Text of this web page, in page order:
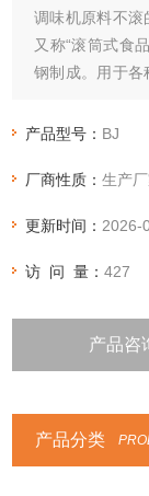
调味机原料不滚
又称“滚筒式食
钢制成。用于各
机，齿轮传动，
产品型号： BJ
厂商性质：生产
更新时间： 2026-
访 问 量：427
产品咨
产品分类